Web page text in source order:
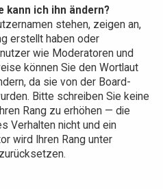
kann ich ihn ändern?
stehen, zeigen an,
erstellt haben oder
wie Moderatoren und
können Sie den Wortlaut
da sie von der Board-
Bitte schreiben Sie keine
Rang zu erhöhen — die
Verhalten nicht und ein
wird Ihren Rang unter